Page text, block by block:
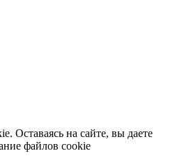
Оставаясь на сайте, вы даете
файлов cookie